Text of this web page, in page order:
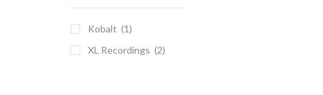
Kobalt (1)
XL Recordings (2)